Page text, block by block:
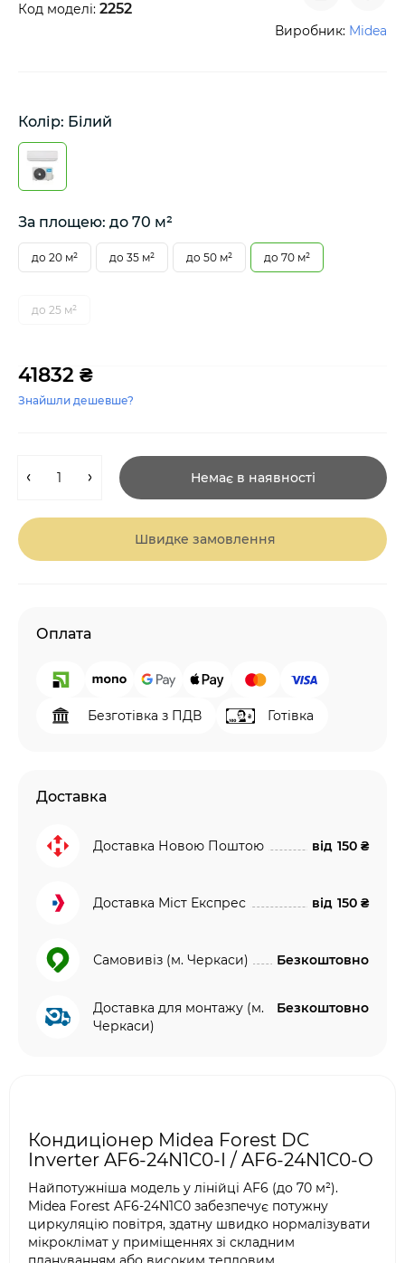
Код моделі: 2252
Виробник: Midea
Колір: Білий
За площею: до 70 м²
до 20 м² до 35 м² до 50 м² до 70 м²
до 25 м²
41832 ₴
Знайшли дешевше?
Немає в наявності
Швидке замовлення
Оплата
Безготівка з ПДВ Готівка
Доставка
Доставка Новою Поштою від 150 ₴
Доставка Міст Експрес від 150 ₴
Самовивіз (м. Черкаси) Безкоштовно
Доставка для монтажу (м.
Черкаси)
Безкоштовно
Кондиціонер Midea Forest DC
Inverter AF6-24N1C0-I / AF6-24N1C0-O
Найпотужніша модель у лінійці AF6 (до 70 м²).
Midea Forest AF6-24N1C0 забезпечує потужну
циркуляцію повітря, здатну швидко нормалізувати
мікроклімат у приміщеннях зі складним